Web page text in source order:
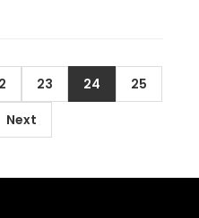
23 24
25
Next